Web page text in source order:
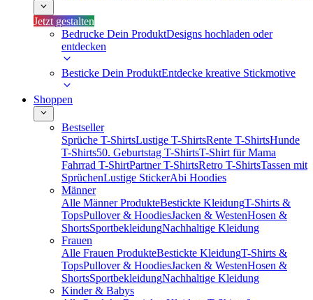
Jetzt gestalten
Bedrucke Dein ProduktDesigns hochladen oder
entdecken
Besticke Dein ProduktEntdecke kreative Stickmotive
Shoppen
Bestseller
Sprüche T-ShirtsLustige T-ShirtsRente T-ShirtsHunde
T-Shirts50. Geburtstag T-ShirtsT-Shirt für Mama
Fahrrad T-ShirtPartner T-ShirtsRetro T-ShirtsTassen mit
SprüchenLustige StickerAbi Hoodies
Männer
Alle Männer ProdukteBestickte KleidungT-Shirts &
TopsPullover & HoodiesJacken & WestenHosen &
ShortsSportbekleidungNachhaltige Kleidung
Frauen
Alle Frauen ProdukteBestickte KleidungT-Shirts &
TopsPullover & HoodiesJacken & WestenHosen &
ShortsSportbekleidungNachhaltige Kleidung
Kinder & Babys